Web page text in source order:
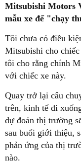
Mitsubishi Motors
mẫu xe để "chạy
Tôi chưa có điều
Mitsubishi cho
tôi cho rằng chính
với chiếc xe này.
Quay trở lại câu
trên, kinh tế đi
dự đoán thị trường
sau buổi giới thiệu,
phản ứng của thị
nào.